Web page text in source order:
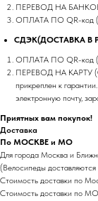
ПЕРЕВОД НА
ОПЛАТА ПО QR-
СДЭК(ДОСТАВКА В
ОПЛАТА ПО QR-код
ПЕРЕВОД НА КАРТУ
прикреплен к
электронную почту,
Приятных вам покупок!
Доставка
По МОСКВЕ и МО
Для города Москва и
(Велосипеды
Стоимость доставки по
Стоимость доставки по